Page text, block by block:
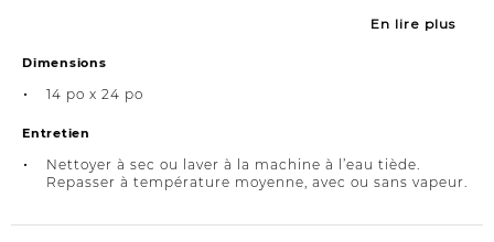
En lire plus
Dimensions
14 po x 24 po
Entretien
Nettoyer à sec ou laver à la machine à l’eau tiède.
Repasser à température moyenne, avec ou sans vapeur.